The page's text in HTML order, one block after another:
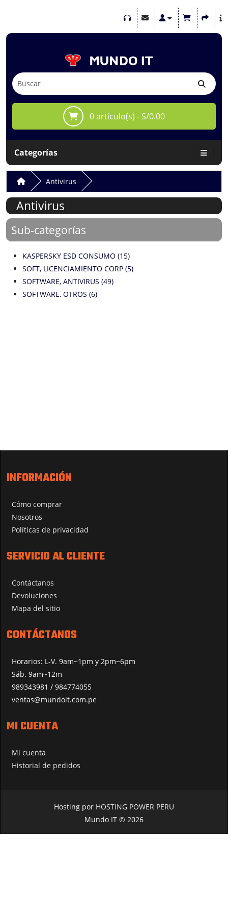
0 artículo(s) - S/0.00
Categorías
Antivirus
Antivirus
Sub-categorías
KASPERSKY ESD CONSUMO (15)
SOFT, LICENCIAMIENTO CORP (5)
SOFTWARE, ANTIVIRUS (49)
SOFTWARE, OTROS (6)
INFORMACIÓN
Cómo comprar
Nosotros
Políticas de privacidad
SERVICIO AL CLIENTE
Contáctanos
Devoluciones
Mapa del sitio
CONTÁCTANOS
Horarios: L-V. 9am~1pm y 2pm~6pm
Sáb. 9am~12m
989343981 / 984774055
ventas@mundoit.com.pe
MI CUENTA
Mi cuenta
Historial de pedidos
Hosting por HOSTING POWER PERU
Mundo IT © 2026